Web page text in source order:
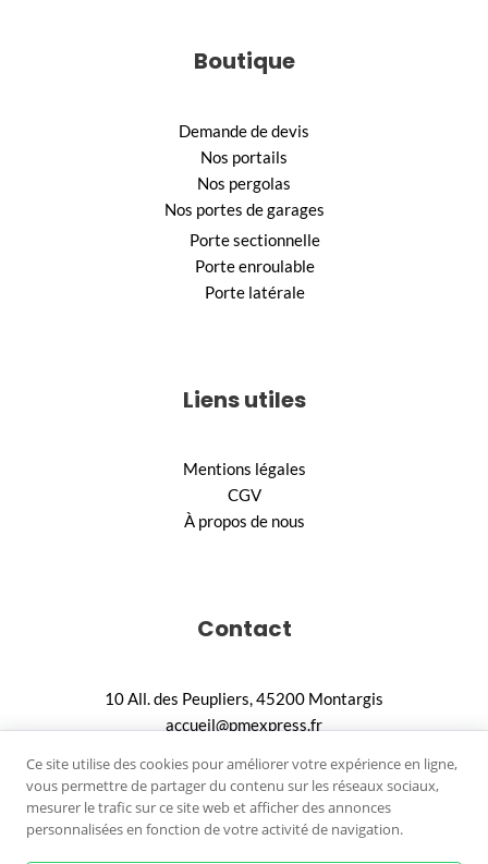
Boutique
Demande de devis
Nos portails
Nos pergolas
Nos portes de garages
Porte sectionnelle
Porte enroulable
Porte latérale
Liens utiles
Mentions légales
CGV
À propos de nous
Contact
10 All. des Peupliers, 45200 Montargis
accueil@pmexpress.fr
Ce site utilise des cookies pour améliorer votre expérience en ligne,
vous permettre de partager du contenu sur les réseaux sociaux,
mesurer le trafic sur ce site web et afficher des annonces
personnalisées en fonction de votre activité de navigation.